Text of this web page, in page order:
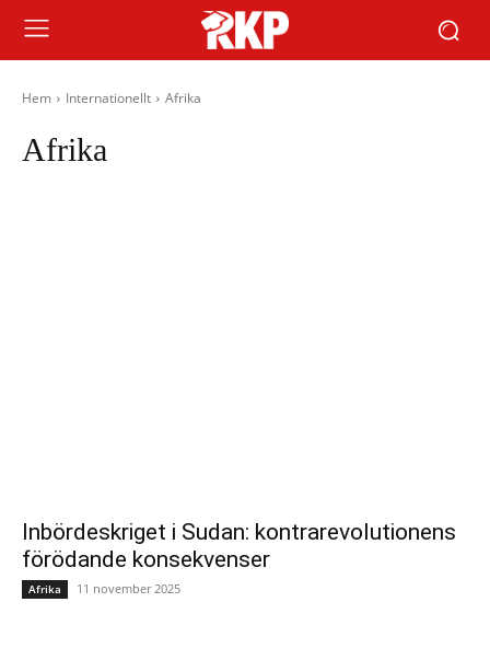
Hem Internationellt Afrika
Afrika
Inbördeskriget i Sudan: kontrarevolutionens
förödande konsekvenser
Afrika 11 november 2025